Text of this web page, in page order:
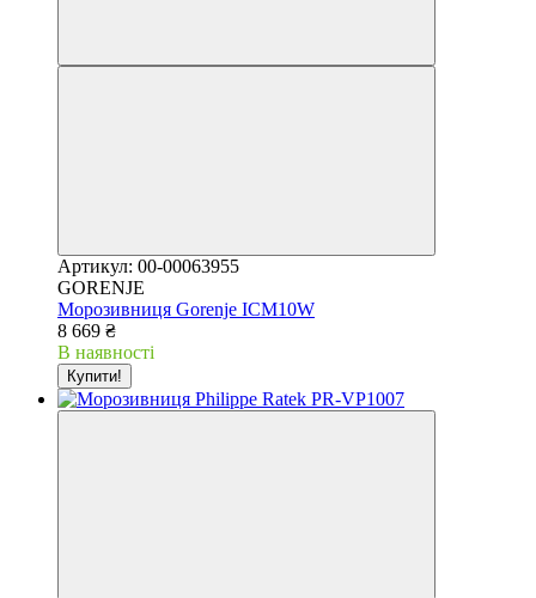
Артикул: 00-00063955
GORENJE
Морозивниця Gorenje ICM10W
8 669 ₴
В наявності
Купити!